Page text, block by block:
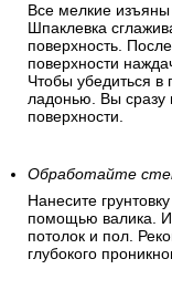
Все мелкие
Шпаклевка
поверхность.
поверхности
Чтобы убедиться в
ладонью. Вы сразу
поверхности.
Обработайте
Нанесите
помощью валика.
потолок и пол.
глубокого